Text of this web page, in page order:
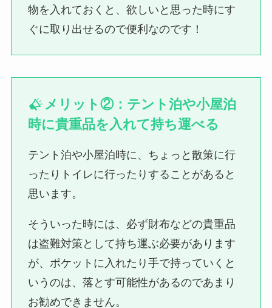
物を入れておくと、欲しいと思った時にす
ぐに取り出せるので便利なのです！
メリット②：テント泊や小屋泊
時に貴重品を入れて持ち運べる
テント泊や小屋泊時に、ちょっと散策に行
ったりトイレに行ったりすることがあると
思います。
そういった時には、必ず財布などの貴重品
は盗難対策として持ち運ぶ必要があります
が、ポケットに入れたり手で持っていくと
いうのは、落とす可能性があるのであまり
お勧めできません。